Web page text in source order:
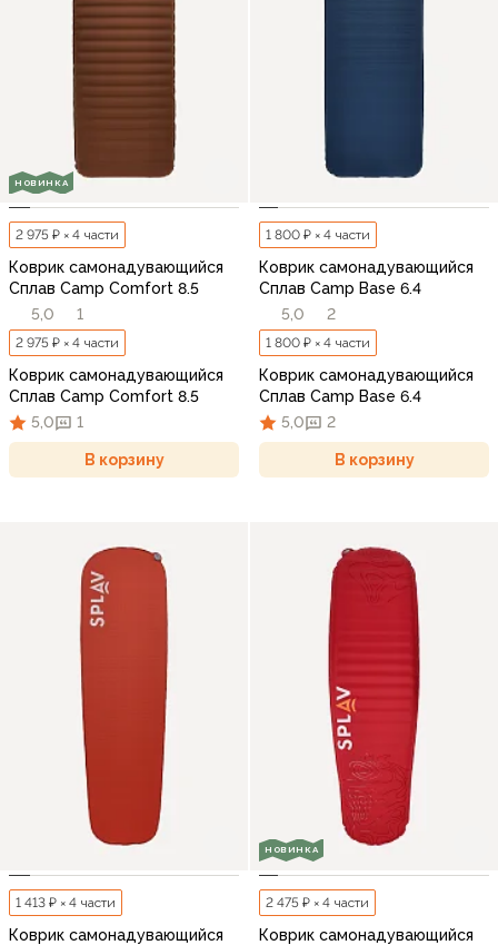
НОВИНКА
2 975 ₽ × 4 части
Коврик самонадувающийся
Сплав Camp Comfort 8.5
5,0
1
2 975 ₽ × 4 части
Коврик самонадувающийся
Сплав Camp Comfort 8.5
5,0
1
В корзину
1 800 ₽ × 4 части
Коврик самонадувающийся
Сплав Camp Base 6.4
5,0
2
1 800 ₽ × 4 части
Коврик самонадувающийся
Сплав Camp Base 6.4
5,0
2
В корзину
1 413 ₽ × 4 части
Коврик самонадувающийся
НОВИНКА
2 475 ₽ × 4 части
Коврик самонадувающийся